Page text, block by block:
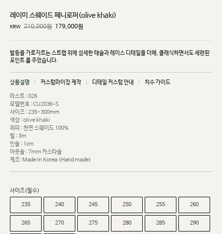
레이미 스웨이드 페니로퍼(olive khaki)
KRW 210,000원 179,000원
발등을 가로지르는 스트랩 위에 섬세한 태슬과 레이스 디테일을 더해, 클래식하면서도 세련된
포인트를 주었습니다.
상품설명 커스텀마이징 제작 디테일 커스텀 안내 치수 가이드
라스트 : 026
모델번호 : CU2036-S
사이즈 : 235~300mm
색상 : olive khaki
외피 : 천연 스웨이드 100%
힐 : 3m
인솔 : 1cm
아웃솔 : 7mm 카스타솔
제조: Made In Korea (Hand made)
사이즈(필수)
235 240 245 250 255 260
265 270 275 280 285 290